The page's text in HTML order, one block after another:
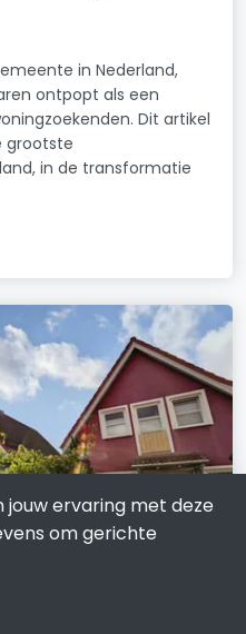
in Nederland,
ontpopt als een
Dit artikel
grootste
in de transformatie
jouw ervaring met deze
om gerichte